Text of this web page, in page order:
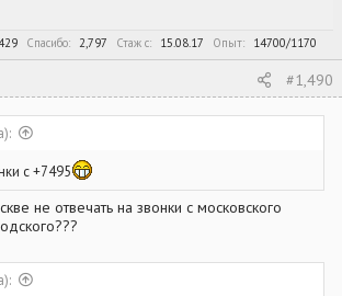
Спасибо 2,797 Стаж c 15.08.17 Опыт 14700/1170
#1,490
с +7495
не отвечать на звонки с московского